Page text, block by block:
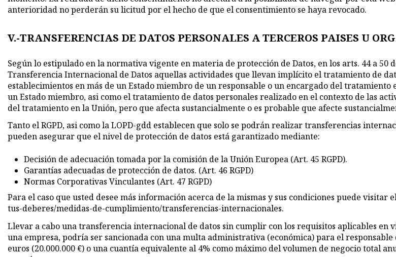
anterioridad no perderán su licitud por el hecho de que el consentimiento se haya revocado.
V.-TRANSFERENCIAS DE DATOS PERSONALES A TERCEROS PAISES U
Según lo estipulado en la normativa vigente en materia de protección de Datos, en los arts. 44 a 50
Transferencia Internacional de Datos aquellas actividades que llevan implícito el tratamiento de
establecimientos en más de un Estado miembro de un responsable o un encargado del
un Estado miembro, asi como el tratamiento de datos personales realizado en el contexto de las
del tratamiento en la Unión, pero que afecta sustancialmente o es probable que afecte
Tanto el RGPD, asi como la LOPD-gdd establecen que solo se podrán realizar transferencias
pueden asegurar que el nivel de protección de datos está garantizado mediante:
Decisión de adecuación tomada por la comisión de la Unión Europea (Art. 45 RGPD).
Garantías adecuadas de protección de datos. (Art. 46 RGPD)
Normas Corporativas Vinculantes (Art. 47 RGPD)
Para el caso que usted desee más información acerca de la mismas y sus condiciones puede
tus-deberes/medidas-de-cumplimiento/transferencias-internacionales.
Llevar a cabo una transferencia internacional de datos sin cumplir con los requisitos aplicables en
una empresa, podría ser sancionada con una multa administrativa (económica) para el
euros (20.000.000 €) o una cuantía equivalente al 4% como máximo del volumen de negocio total